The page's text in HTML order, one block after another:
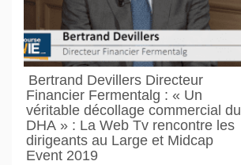
Bertrand Devillers Directeur
Financier Fermentalg : « Un
véritable décollage commercial du
DHA » : La Web Tv rencontre les
dirigeants au Large et Midcap
Event 2019